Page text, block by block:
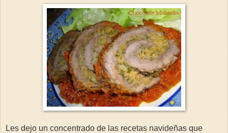
Les dejo un concentrado de las recetas navideñas que